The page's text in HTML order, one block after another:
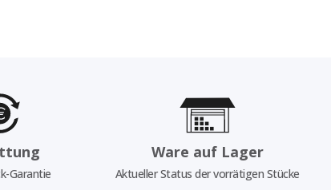
Garantie
Ware auf Lager
Aktueller Status der vorrätigen Stücke